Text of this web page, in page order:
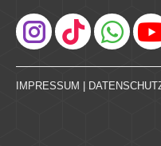
Instagram
IMPRESSUM